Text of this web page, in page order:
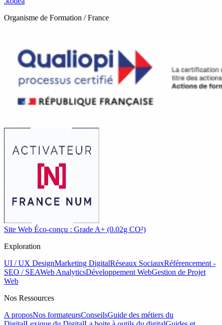
Organisme de Formation / France
Site Web Éco-conçu : Grade A+ (0.02g CO²)
Exploration
UI / UX DesignMarketing DigitalRéseaux SociauxRéférencement -
SEO / SEAWeb AnalyticsDéveloppement WebGestion de Projet
Web
Nos Ressources
A proposNos formateursConseilsGuide des métiers du